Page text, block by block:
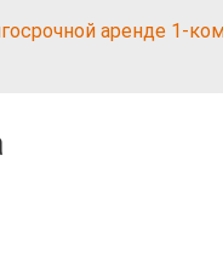
аренде 1-